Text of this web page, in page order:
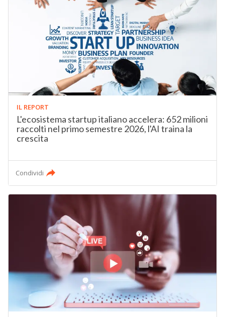
IL REPORT
L'ecosistema startup italiano accelera: 652 milioni
raccolti nel primo semestre 2026, l'AI traina la
crescita
Condividi